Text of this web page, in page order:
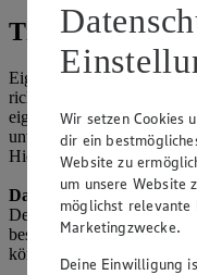
Tipps zum
Eigentlich entscheiden
richtig oder falsch. Ob in
eigene Geschmack. Oft
unter den gleichen
Hier einige Tipps dazu:
Das richtige Glas
Degustiergläser,
beste Wahl. Diese laufen
können sich im Glas
Wir setzen Cookies
dir ein
Website zu
um unsere Website
möglichst
Marketingzwecke.
Deine Einwilligung